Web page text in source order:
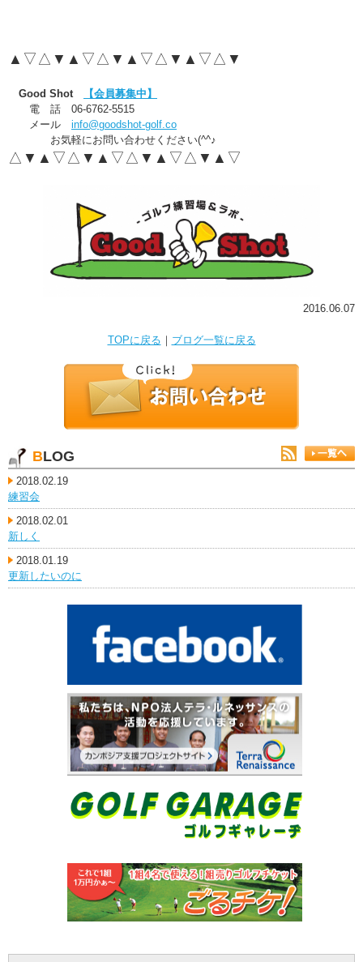
▲▽△▼▲▽△▼▲▽△▼▲▽△▼
Good Shot
【会員募集中】
電 話 06-6762-5515
メール info@goodshot-golf.co
お気軽にお問い合わせください(^^♪
△▼▲▽△▼▲▽△▼▲▽△▼▲▽
2016.06.07
TOPに戻る ｜ ブログ一覧に戻る
BLOG
2018.02.19
練習会
2018.02.01
新しく
2018.01.19
更新したいのに